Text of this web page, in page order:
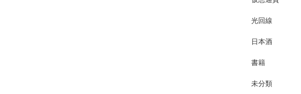
光回線
日本酒
書籍
未分類